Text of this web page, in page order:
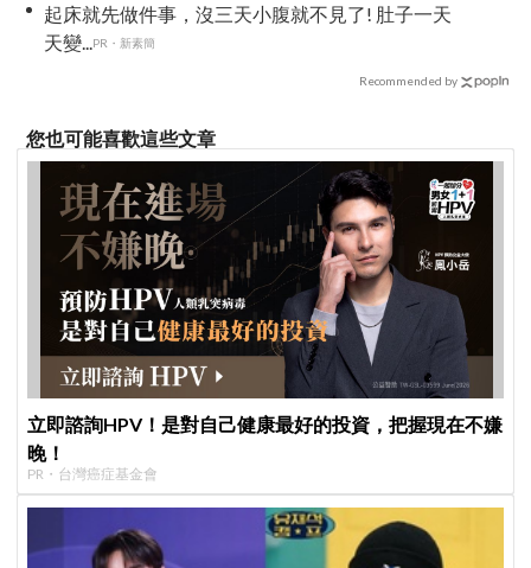
起床就先做件事，沒三天小腹就不見了! 肚子一天
天變...PR・新素簡
Recommended by
您也可能喜歡這些文章
立即諮詢HPV！是對自己健康最好的投資，把握現在不嫌
晚！
PR・台灣癌症基金會